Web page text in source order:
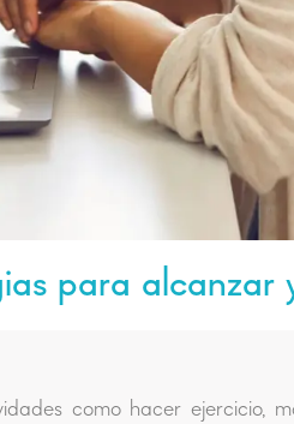
para alcanzar
como hacer ejercicio,